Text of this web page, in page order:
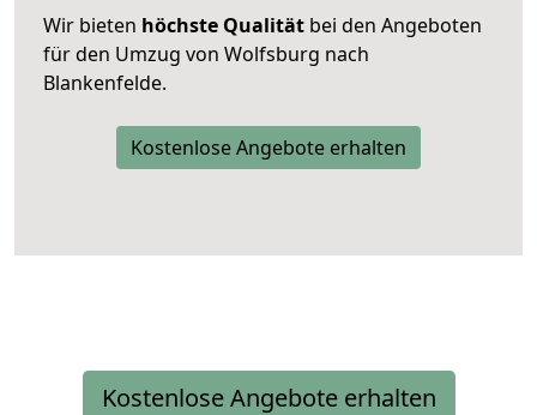
Wir bieten höchste Qualität bei den Angeboten
für den Umzug von Wolfsburg nach
Blankenfelde.
Kostenlose Angebote erhalten
Kostenlose Angebote erhalten